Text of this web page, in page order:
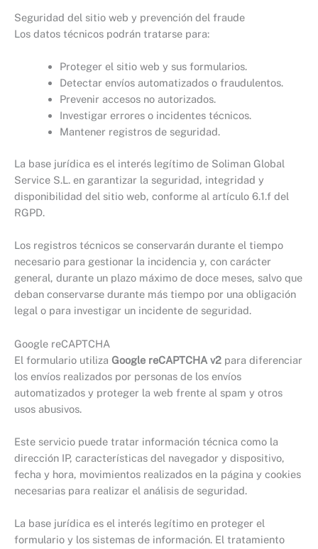
Seguridad del sitio web y prevención del fraude
Los datos técnicos podrán tratarse para:
Proteger el sitio web y sus formularios.
Detectar envíos automatizados o fraudulentos.
Prevenir accesos no autorizados.
Investigar errores o incidentes técnicos.
Mantener registros de seguridad.
La base jurídica es el interés legítimo de Soliman Global
Service S.L. en garantizar la seguridad, integridad y
disponibilidad del sitio web, conforme al artículo 6.1.f del
RGPD.
Los registros técnicos se conservarán durante el tiempo
necesario para gestionar la incidencia y, con carácter
general, durante un plazo máximo de doce meses, salvo que
deban conservarse durante más tiempo por una obligación
legal o para investigar un incidente de seguridad.
Google reCAPTCHA
El formulario utiliza Google reCAPTCHA v2 para diferenciar
los envíos realizados por personas de los envíos
automatizados y proteger la web frente al spam y otros
usos abusivos.
Este servicio puede tratar información técnica como la
dirección IP, características del navegador y dispositivo,
fecha y hora, movimientos realizados en la página y cookies
necesarias para realizar el análisis de seguridad.
La base jurídica es el interés legítimo en proteger el
formulario y los sistemas de información. El tratamiento